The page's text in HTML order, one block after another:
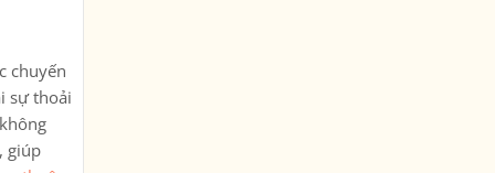
chuyến
sự thoải
giúp